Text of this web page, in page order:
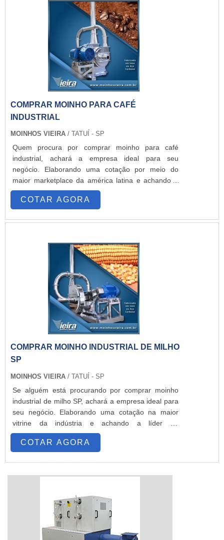
COMPRAR MOINHO PARA CAFÉ
INDUSTRIAL
MOINHOS VIEIRA / TATUÍ - SP
Quem procura por comprar moinho para café
industrial, achará a empresa ideal para seu
negócio. Elaborando uma cotação por meio do
maior marketplace da américa latina e achando a
líder em qualidade.UM POUCO MAIS SOBRE
COMPRAR MOINHO PARA CAFÉ INDUSTRIALSe
industrial em uma empresa segura, encontra o site
de martelo Vieira MCS 350 (10cv) e peneir...
COTAR AGORA
COMPRAR MOINHO INDUSTRIAL DE MILHO
SP
MOINHOS VIEIRA / TATUÍ - SP
Se alguém está procurando por comprar moinho
industrial de milho SP, achará a empresa ideal para
seu negócio. Elaborando uma cotação na maior
vitrine da indústria e achando a líder do
segmento.sOBRE COMPRAR MOINHO
INDUSTRIAL DE MILHO SPQuem está à procura de
Moinhos Vieira. A empresa tem em seu escopo
COTAR AGORA